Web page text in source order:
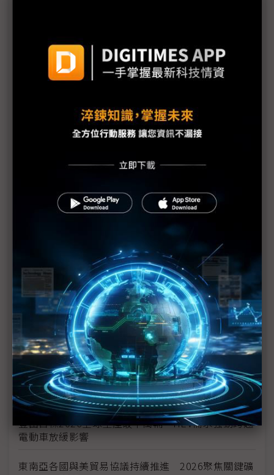
NASA新署長Isaacman揭重返月球藍圖 拚川普任內
啟動「軌道經濟」
黃仁勳誠聘Groq 員工股權「折現」約9成隨CEO加
魏哲家自嘲含淚打造台積美廠 NYT剖析1.8萬條法規
從DeepSeek到H200鬆綁 盤點NVIDIA 2025年十大
關鍵時刻
新的逆襲之路？ 業者估未來5~10年中國將竄出多家
未蒙其利先受其害 美國製造業景氣連9個月衰退
H200效能翻6倍、價格增3成 NVIDIA「清庫存」仍
讓中國動心
豐田目標2026全球生產破千萬輛 HEV需求強勁跨越
電動車放緩影響
東南亞各國與美貿易協議持續推進 2026聚焦關鍵礦